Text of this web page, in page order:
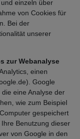
einzeln über
von Cookies für
Bei der
unserer
zur Webanalyse
einen
Google
eine Analyse der
wie zum Beispiel
gespeichert
Benutzung dieser
von Google in den